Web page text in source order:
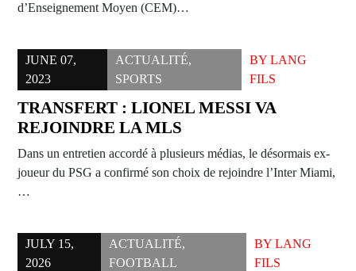
d’Enseignement Moyen (CEM)…
JUNE 07,
2023
ACTUALITÉ,
SPORTS
BYLANG
FILS
TRANSFERT : LIONEL MESSI VA
REJOINDRE LA MLS
Dans un entretien accordé à plusieurs médias, le désormais ex-
joueur du PSG a confirmé son choix de rejoindre l’Inter Miami,
…
JULY 15,
2026
ACTUALITÉ,
FOOTBALL
BYLANG
FILS